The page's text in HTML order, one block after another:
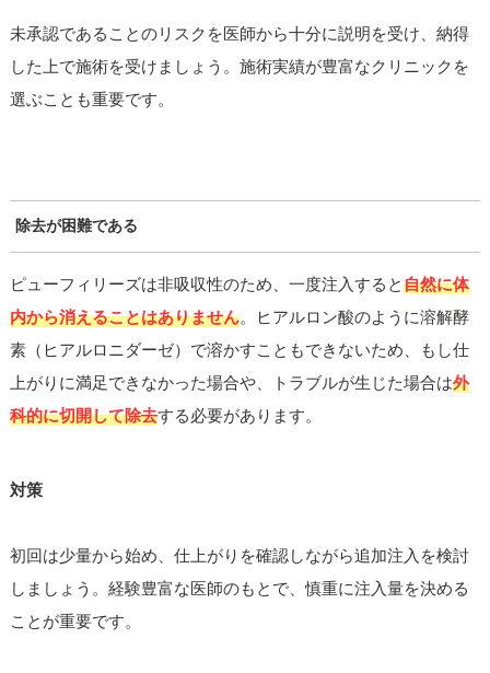
未承認であることのリスクを医師から十分に説明を受け、納得
した上で施術を受けましょう。施術実績が豊富なクリニックを
選ぶことも重要です。
除去が困難である
ピューフィリーズは非吸収性のため、一度注入すると自然に体
内から消えることはありません。ヒアルロン酸のように溶解酵
素（ヒアルロニダーゼ）で溶かすこともできないため、もし仕
上がりに満足できなかった場合や、トラブルが生じた場合は外
科的に切開して除去する必要があります。
対策
初回は少量から始め、仕上がりを確認しながら追加注入を検討
しましょう。経験豊富な医師のもとで、慎重に注入量を決める
ことが重要です。